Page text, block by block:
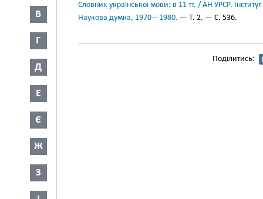
В
Г
Д
Е
Є
Ж
З
Словник української мови: в 11 тт. / АН УРСР.
Наукова думка, 1970—1980. — Т. 2. — С. 536.
Поділитись: